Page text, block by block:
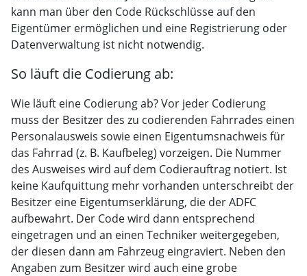
kann man über den Code Rückschlüsse auf den
Eigentümer ermöglichen und eine Registrierung oder
Datenverwaltung ist nicht notwendig.
So läuft die Codierung ab:
Wie läuft eine Codierung ab? Vor jeder Codierung
muss der Besitzer des zu codierenden Fahrrades einen
Personalausweis sowie einen Eigentumsnachweis für
das Fahrrad (z. B. Kaufbeleg) vorzeigen. Die Nummer
des Ausweises wird auf dem Codierauftrag notiert. Ist
keine Kaufquittung mehr vorhanden unterschreibt der
Besitzer eine Eigentumserklärung, die der ADFC
aufbewahrt. Der Code wird dann entsprechend
eingetragen und an einen Techniker weitergegeben,
der diesen dann am Fahrzeug eingraviert. Neben den
Angaben zum Besitzer wird auch eine grobe